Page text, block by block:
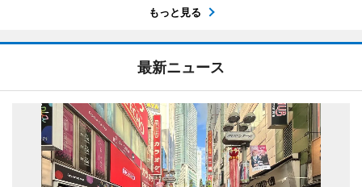
もっと見る
最新ニュース